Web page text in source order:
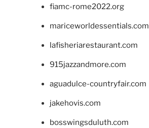
fiamc-rome2022.org
mariceworldessentials.com
lafisheriarestaurant.com
915jazzandmore.com
aguadulce-countryfair.com
jakehovis.com
bosswingsduluth.com